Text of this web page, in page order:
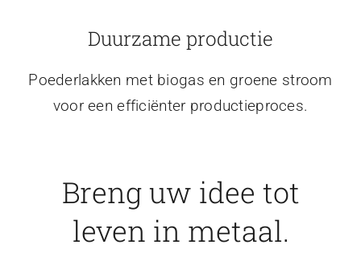
Duurzame productie
Poederlakken met biogas en groene stroom
voor een efficiënter productieproces.
Breng uw idee tot
leven in metaal.